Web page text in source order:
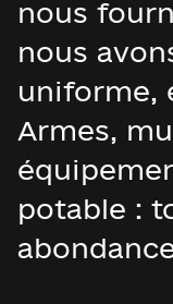
nous
nous
uniforme,
Armes,
potable :